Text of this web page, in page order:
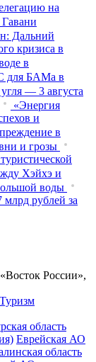
на
Дальний
кризиса в
в
для БАМа в
— 3 августа
«Энергия
и
в
и грозы
Хэйхэ и
воды
рублей за
России»,
Туризм
область
Еврейская АО
область